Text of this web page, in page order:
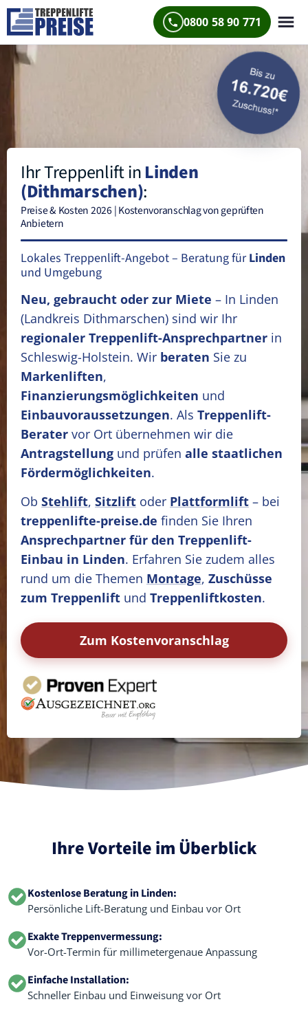
0800 58 90 771
Ihr Treppenlift inLinden
(Dithmarschen):
Preise & Kosten 2026 | Kostenvoranschlag von geprüften
Anbietern
Lokales Treppenlift-Angebot – Beratung fürLinden
und Umgebung
Neu, gebraucht oder zur Miete – In Linden
(Landkreis Dithmarschen) sind wir Ihr
regionaler Treppenlift-Ansprechpartner in
Schleswig-Holstein. Wir beraten Sie zu
Markenliften,
Finanzierungsmöglichkeiten und
Einbauvoraussetzungen. Als Treppenlift-
Berater vor Ort übernehmen wir die
Antragstellung und prüfen alle staatlichen
Fördermöglichkeiten.
Ob Stehlift, Sitzlift oder Plattformlift – bei
treppenlifte-preise.de finden Sie Ihren
Ansprechpartner für den Treppenlift-
Einbau in Linden. Erfahren Sie zudem alles
rund um die Themen Montage, Zuschüsse
zum Treppenlift und Treppenliftkosten.
Zum Kostenvoranschlag
Ihre Vorteile im Überblick
Kostenlose Beratung in Linden:
Persönliche Lift-Beratung und Einbau vor Ort
Exakte Treppenvermessung:
Vor-Ort-Termin für millimetergenaue Anpassung
Einfache Installation:
Schneller Einbau und Einweisung vor Ort